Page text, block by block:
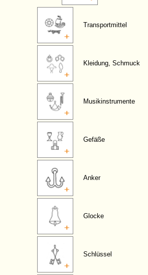
Transportmittel
Kleidung, Schmuck
Musikinstrumente
Gefäße
Anker
Glocke
Schlüssel